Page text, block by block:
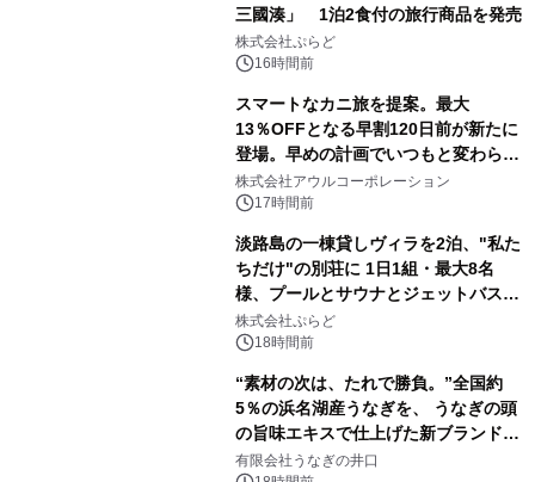
三國湊」 1泊2食付の旅行商品を発売
株式会社ぷらど
16時間前
スマートなカニ旅を提案。最大
13％OFFとなる早割120日前が新たに
登場。早めの計画でいつもと変わらぬ
大人の冬旅を。ー夕日ヶ浦温泉「佳松
苑 別邸ふうか」ー
株式会社アウルコーポレーション
17時間前
淡路島の一棟貸しヴィラを2泊、"私た
ちだけ"の別荘に 1日1組・最大8名
様、プールとサウナとジェットバス付
きで Villa Mon Temps AWAJIの連泊
素泊りプラン
株式会社ぷらど
18時間前
“素材の次は、たれで勝負。”全国約
5％の浜名湖産うなぎを、 うなぎの頭
の旨味エキスで仕上げた新ブランド
「井口の誉」誕生
有限会社うなぎの井口